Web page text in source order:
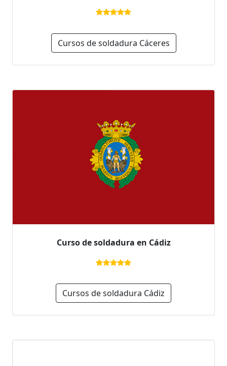
Cursos de soldadura Cáceres
Curso de soldadura en Cádiz
Cursos de soldadura Cádiz